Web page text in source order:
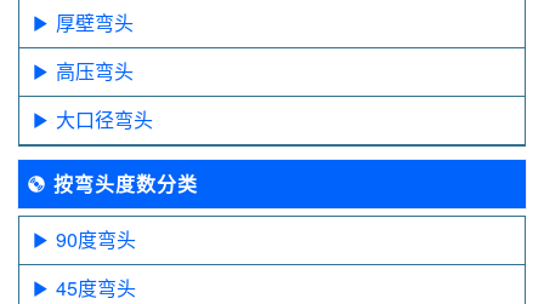
厚壁弯头
高压弯头
大口径弯头
按弯头度数分类
90度弯头
45度弯头